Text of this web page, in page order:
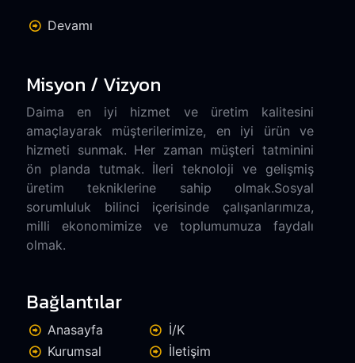
Devamı
Misyon / Vizyon
Daima en iyi hizmet ve üretim kalitesini
amaçlayarak müşterilerimize, en iyi ürün ve
hizmeti sunmak. Her zaman müşteri tatminini
ön planda tutmak. İleri teknoloji ve gelişmiş
üretim tekniklerine sahip olmak.Sosyal
sorumluluk bilinci içerisinde çalışanlarımıza,
milli ekonomimize ve toplumumuza faydalı
olmak.
Bağlantılar
Anasayfa
Kurumsal
İ/K
İletişim